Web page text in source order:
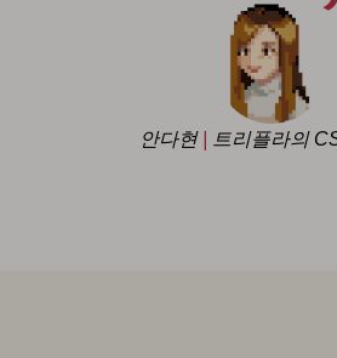
안다현 트리플라의